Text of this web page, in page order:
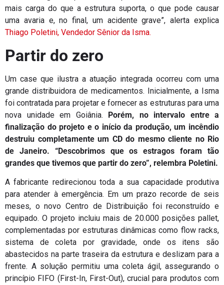
mais carga do que a estrutura suporta, o que pode causar
uma avaria e, no final, um acidente grave”, alerta explica
Thiago Poletini, Vendedor Sênior da Isma.
Partir do zero
Um case que ilustra a atuação integrada ocorreu com uma
grande distribuidora de medicamentos. Inicialmente, a Isma
foi contratada para projetar e fornecer as estruturas para uma
nova unidade em Goiânia. Porém, no intervalo entre a
finalização do projeto e o início da produção, um incêndio
destruiu completamente um CD do mesmo cliente no Rio
de Janeiro. “Descobrimos que os estragos foram tão
grandes que tivemos que partir do zero”, relembra Poletini.
A fabricante redirecionou toda a sua capacidade produtiva
para atender à emergência. Em um prazo recorde de seis
meses, o novo Centro de Distribuição foi reconstruído e
equipado. O projeto incluiu mais de 20.000 posições pallet,
complementadas por estruturas dinâmicas como flow racks,
sistema de coleta por gravidade, onde os itens são
abastecidos na parte traseira da estrutura e deslizam para a
frente. A solução permitiu uma coleta ágil, assegurando o
princípio FIFO (First-In, First-Out), crucial para produtos com